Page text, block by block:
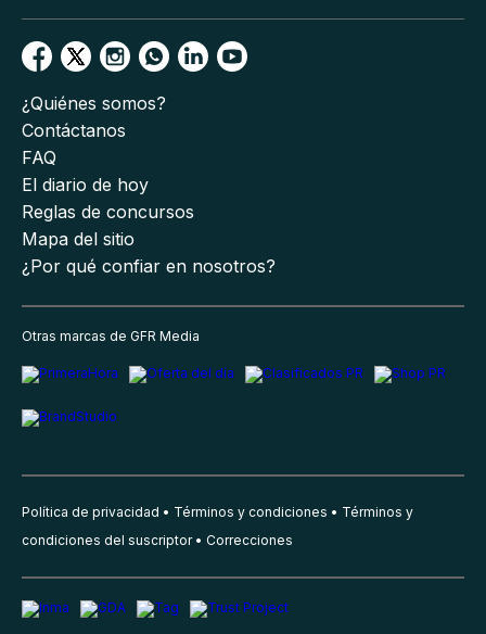
¿Quiénes somos?
Contáctanos
FAQ
El diario de hoy
Reglas de concursos
Mapa del sitio
¿Por qué confiar en nosotros?
Otras marcas de GFR Media
Política de privacidad Términos y condiciones
Términos y
condiciones del suscriptor
Correcciones